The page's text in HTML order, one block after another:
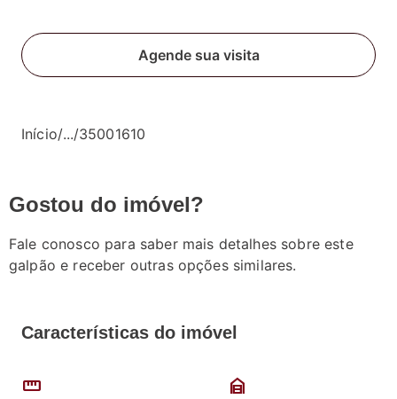
Agende sua visita
Início/.../35001610
Gostou do imóvel?
Fale conosco para saber mais detalhes sobre este
galpão e receber outras opções similares.
Características do imóvel
straighten garage_home